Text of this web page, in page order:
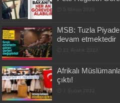
MSB: Tuzla
devam etmektedir
Afrikalı
çıktı!